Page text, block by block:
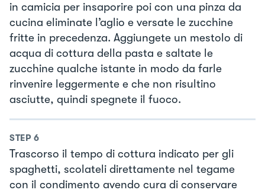
in camicia per insaporire poi con una pinza da
cucina eliminate l’aglio e versate le zucchine
fritte in precedenza. Aggiungete un mestolo di
acqua di cottura della pasta e saltate le
zucchine qualche istante in modo da farle
rinvenire leggermente e che non risultino
asciutte, quindi spegnete il fuoco.
STEP 6
Trascorso il tempo di cottura indicato per gli
spaghetti, scolateli direttamente nel tegame
con il condimento avendo cura di conservare